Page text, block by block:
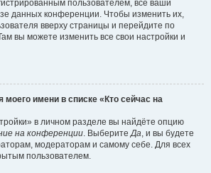
пользователем, все ваши
данных конференции. Чтобы изменить их,
вверху страницы и перейдите по
вы можете изменить все свои настройки и
моего имени в списке «Кто сейчас на
в личном разделе вы найдёте опцию
на конференции. ВыберитеДа, и вы будете
модераторам и самому себе. Для всех
пользователем.